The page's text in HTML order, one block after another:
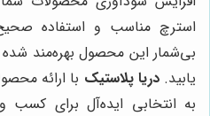
استرچ مناسب و استفاده صحیح
بی‌شمار این محصول بهره‌مند
یابید.دریا پلاستیک با ارائه
به انتخابی ایده‌آل برای